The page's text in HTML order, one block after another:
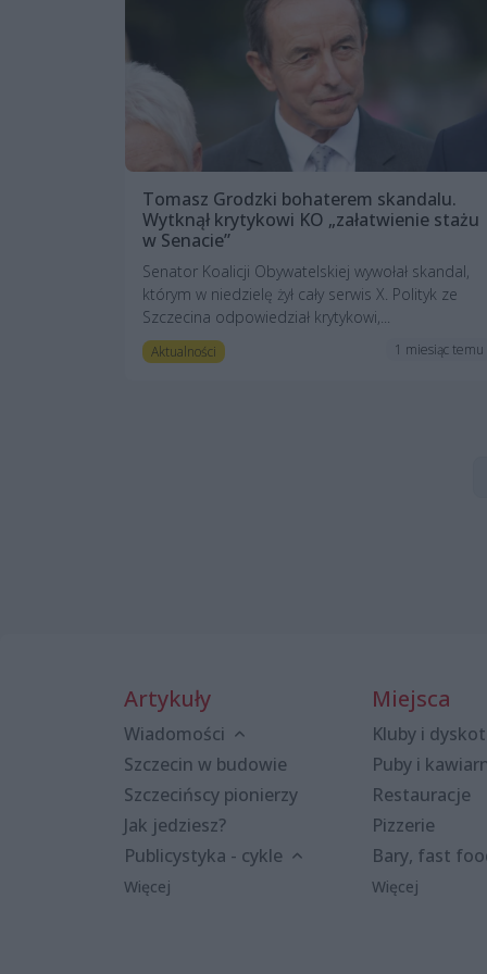
Tomasz Grodzki bohaterem skandalu.
Wytknął krytykowi KO „załatwienie stażu
w Senacie”
Senator Koalicji Obywatelskiej wywołał skandal,
którym w niedzielę żył cały serwis X. Polityk ze
Szczecina odpowiedział krytykowi,...
Aktualności 1 miesiąc temu
Artykuły
Wiadomości
Szczecin w budowie
Szczecińscy pionierzy
Jak jedziesz?
Publicystyka - cykle
Więcej
Miejsca
Kluby i
Puby i
Restauracje
Pizzerie
Bary, fast
Więcej